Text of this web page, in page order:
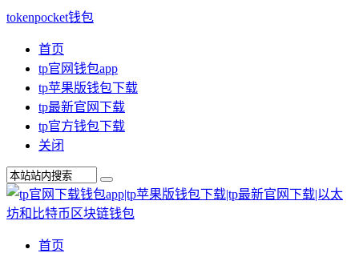
tokenpocket钱包
首页
tp官网钱包app
tp苹果版钱包下载
tp最新官网下载
tp官方钱包下载
关闭
首页